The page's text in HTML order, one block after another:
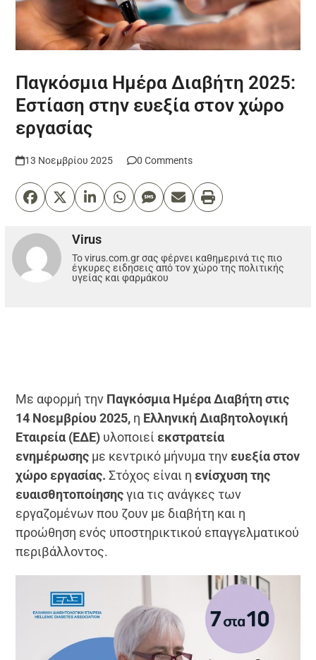
Παγκόσμια Ημέρα Διαβήτη 2025:
Εστίαση στην ευεξία στον χώρο
εργασίας
13 Νοεμβρίου 2025 0 Comments
Virus
Το virus.com.gr σας φέρνει καθημερινά τις πιο
έγκυρες ειδησεις από τον χώρο της πολιτικής
υγείας και φαρμάκου
Με αφορμή την Παγκόσμια Ημέρα Διαβήτη στις
14 Νοεμβρίου 2025, η Ελληνική Διαβητολογική
Εταιρεία (ΕΔΕ) υλοποιεί εκστρατεία
ενημέρωσης με κεντρικό μήνυμα την ευεξία στον
χώρο εργασίας. Στόχος είναι η ενίσχυση της
ευαισθητοποίησηςγια τις ανάγκες των
εργαζομένων που ζουν με διαβήτη και η
προώθηση ενός υποστηρικτικού επαγγελματικού
περιβάλλοντος.